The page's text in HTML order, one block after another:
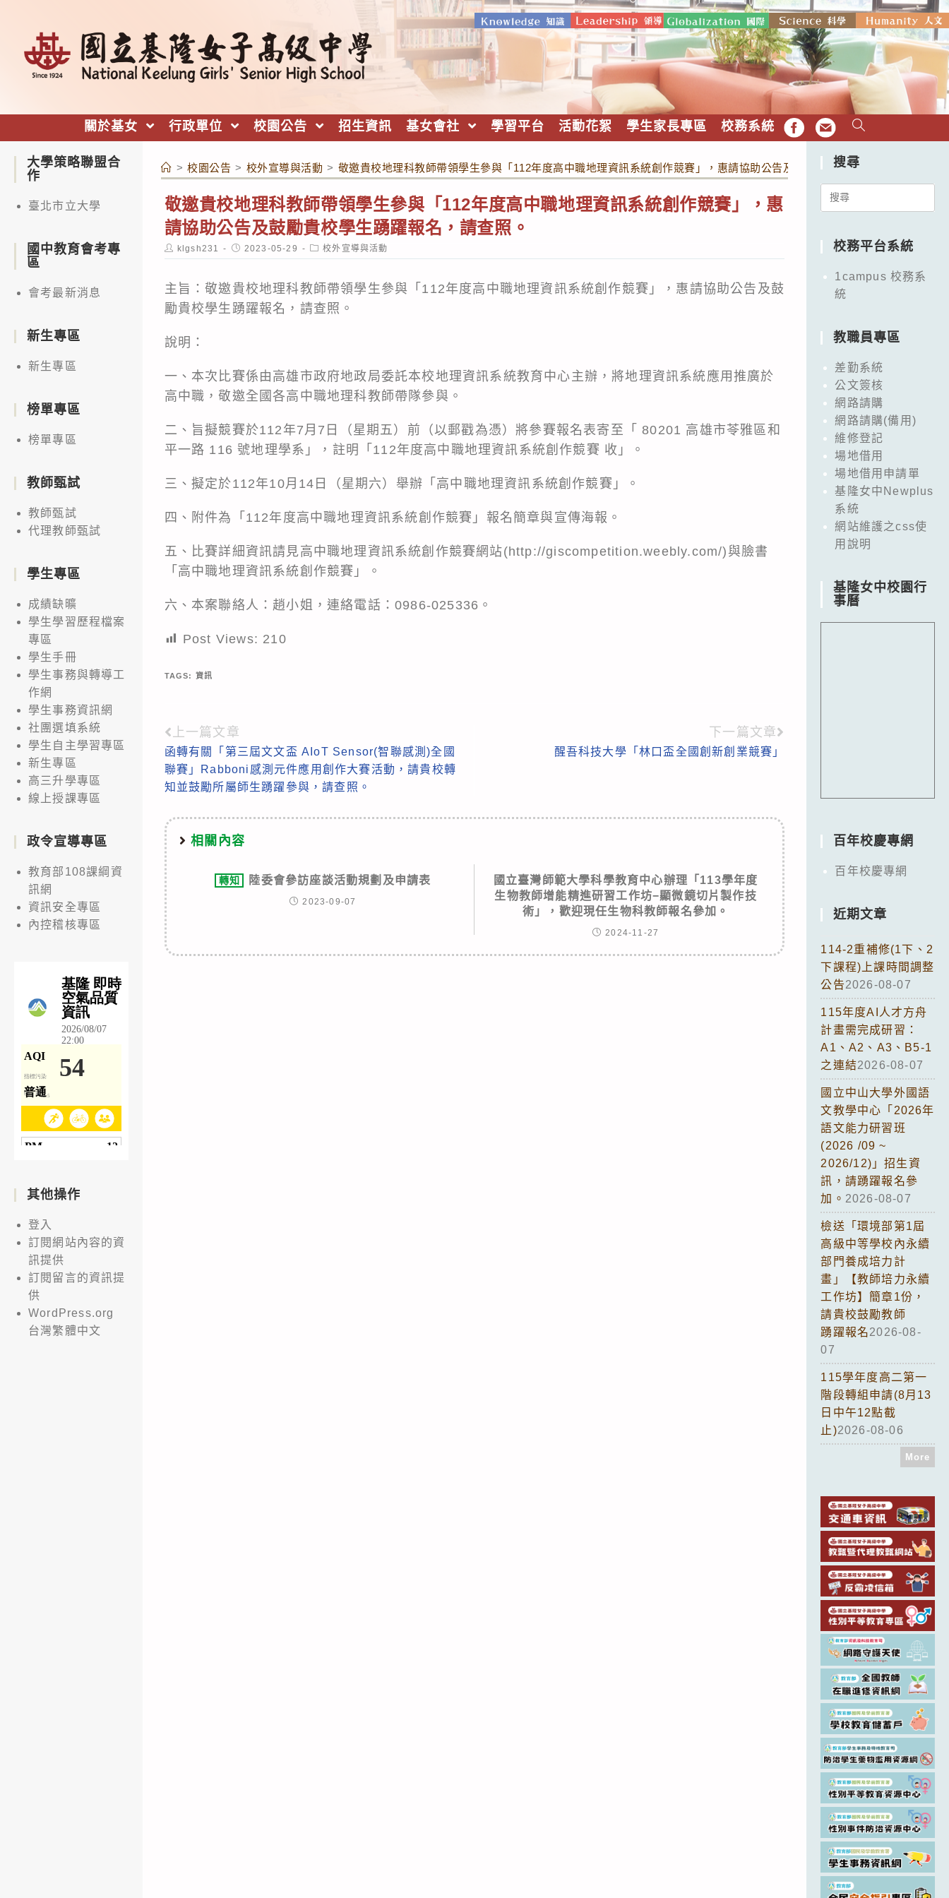
關於基女 行政單位 校園公告 招生資訊 基女會社 學習平台 活動花絮 學生家長專區 校務系統 FB EMAIL
> 校園公告 > 校外宣導與活動 > 敬邀貴校地理科教師帶領學生參與「112年度高中職地理資訊系統創作競賽」，惠請協助公告及鼓勵貴校學生踴躍報名，請查
敬邀貴校地理科教師帶領學生參與「112年度高中職地理資訊系統創作競賽」，惠
請協助公告及鼓勵貴校學生踴躍報名，請查照。
Post
author:
klgsh231
Post
published:
2023-05-29
Post
category:
校外宣導與活動
主旨：敬邀貴校地理科教師帶領學生參與「112年度高中職地理資訊系統創作競賽」，惠請協助公告及鼓
勵貴校學生踴躍報名，請查照。
說明：
一、本次比賽係由高雄市政府地政局委託本校地理資訊系統教育中心主辦，將地理資訊系統應用推廣於
高中職，敬邀全國各高中職地理科教師帶隊參與。
二、旨擬競賽於112年7月7日（星期五）前（以郵戳為憑）將參賽報名表寄至「 80201 高雄市苓雅區和
平一路 116 號地理學系」，註明「112年度高中職地理資訊系統創作競賽 收」。
三、擬定於112年10月14日（星期六）舉辦「高中職地理資訊系統創作競賽」。
四、附件為「112年度高中職地理資訊系統創作競賽」報名簡章與宣傳海報。
五、比賽詳細資訊請見高中職地理資訊系統創作競賽網站(http://giscompetition.weebly.com/)與臉書
「高中職地理資訊系統創作競賽」。
六、本案聯絡人：趙小姐，連絡電話：0986-025336。
Post Views: 210
TAGS: 資訊
Read
more
articles
上一篇文章
函轉有關「第三屆文文盃 AIoT Sensor(智聯感測)全國
聯賽」Rabboni感測元件應用創作大賽活動，請貴校轉
知並鼓勵所屬師生踴躍參與，請查照。
下一篇文章
醒吾科技大學「林口盃全國創新創業競賽」
相關內容
轉知 陸委會參訪座談活動規劃及申請表
2023-09-07
國立臺灣師範大學科學教育中心辦理「113學年度
生物教師增能精進研習工作坊−顯微鏡切片製作技
術」，歡迎現任生物科教師報名參加。
2024-11-27
大學策略聯盟合
作
臺北市立大學
國中教育會考專
區
會考最新消息
新生專區
新生專區
榜單專區
榜單專區
教師甄試
教師甄試
代理教師甄試
學生專區
成績缺曠
學生學習歷程檔案
專區
學生手冊
學生事務與轉導工
作網
學生事務資訊網
社團選填系統
學生自主學習專區
新生專區
高三升學專區
線上授課專區
政令宣導專區
教育部108課綱資
訊網
資訊安全專區
內控稽核專區
其他操作
登入
訂閱網站內容的資
訊提供
訂閱留言的資訊提
供
WordPress.org
台灣繁體中文
搜尋
Search
校務平台系統
1campus 校務系
統
教職員專區
差勤系統
公文簽核
網路請購
網路請購(備用)
維修登記
場地借用
場地借用申請單
基隆女中Newplus
系統
網站維護之css使
用說明
基隆女中校園行
事曆
百年校慶專網
百年校慶專網
近期文章
114-2重補修(1下、2
下課程)上課時間調整
公告2026-08-07
115年度AI人才方舟
計畫需完成研習：
A1、A2、A3、B5-1
之連結2026-08-07
國立中山大學外國語
文教學中心「2026年
語文能力研習班
(2026 /09 ~
2026/12)」招生資
訊，請踴躍報名參
加。 2026-08-07
檢送「環境部第1屆
高級中等學校內永續
部門養成培力計
畫」【教師培力永續
工作坊】簡章1份，
請貴校鼓勵教師
踴躍報名2026-08-
07
115學年度高二第一
階段轉組申請(8月13
日中午12點截
止)2026-08-06
More